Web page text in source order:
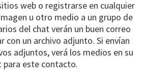
web o registrarse en cualquier
u otro medio a un grupo de
del chat verán un buen correo
con un archivo adjunto. Si envían
adjuntos, verá los medios en su
para este contacto.